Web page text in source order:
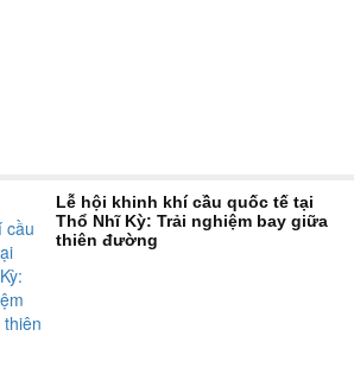
Lễ hội khinh khí cầu quốc tế tại
Thổ Nhĩ Kỳ: Trải nghiệm bay giữa
thiên đường